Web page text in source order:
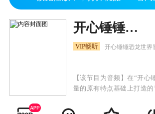
开心锤锤时光笔记之恐龙篇
VIP畅听 开心锤锤恐龙世界
【该节目为音频】在“开心
量的原有特点基础上打造
了解史前知识的同时，见证